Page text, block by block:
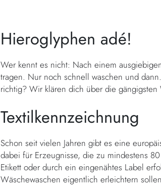
Hieroglyphen adé!
Wer kennt es nicht: Nach einem
tragen. Nur noch schnell waschen und
richtig? Wir klären dich über die gängigsten
Textilkennzeichnung
Schon seit vielen Jahren gibt es eine
dabei für Erzeugnisse, die zu mindestens
Etikett oder durch ein eingenähtes Label
Wäschewaschen eigentlich erleichtern